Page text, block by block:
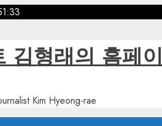
김형래의 홈페
Kim Hyeong-rae